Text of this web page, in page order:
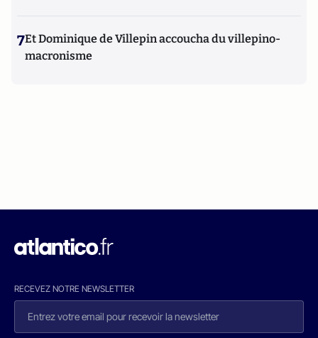
7Et Dominique de Villepin accoucha du villepino-
macronisme
RECEVEZ NOTRE NEWSLETTER